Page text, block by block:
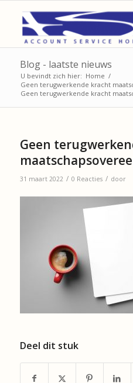
Blog - laatste nieuws
U bevindt zich hier: Home /
Geen terugwerkende kracht
Geen terugwerkende kracht
Geen
31 maart 2022 / 0 Reacties / door
Deel dit stuk